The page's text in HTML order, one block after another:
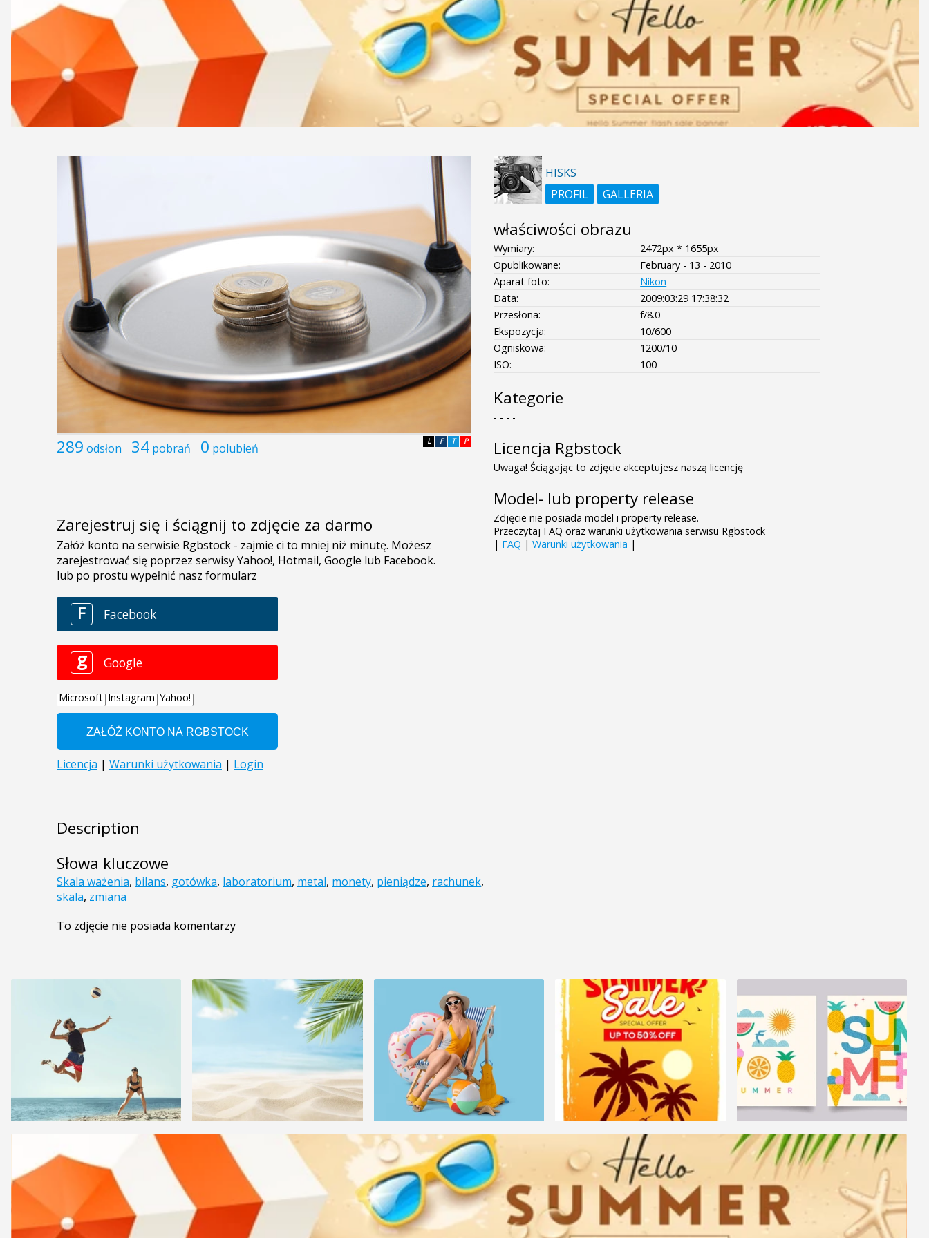
289 odsłon 34 pobrań 0 polubień P
T
F
L
Zarejestruj się i ściągnij to zdjęcie za darmo
Description
Słowa kluczowe
Skala ważenia, bilans, gotówka, laboratorium, metal, monety, pieniądze, rachunek,
skala, zmiana
To zdjęcie nie posiada komentarzy
HISKS
PROFIL
GALLERIA
właściwości obrazu
Wymiary:
2472px * 1655px
Opublikowane:
February - 13 - 2010
Aparat foto:
Nikon
Data:
2009:03:29 17:38:32
Przesłona:
f/8.0
Ekspozycja:
10/600
Ogniskowa:
1200/10
ISO:
100
Kategorie
- - - -
Licencja Rgbstock
Uwaga! Ściągając to zdjęcie akceptujesz naszą licencję
Model- lub property release
Zdjęcie nie posiada model i property release.
Przeczytaj FAQ oraz warunki użytkowania serwisu Rgbstock
| FAQ | Warunki użytkowania |